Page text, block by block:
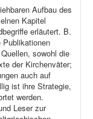
Aufbau des
Kapitel
erläutert. B.
sowohl die
der Kirchenväter;
auch auf
ist ihre Strategie,
werden.
Leser zur